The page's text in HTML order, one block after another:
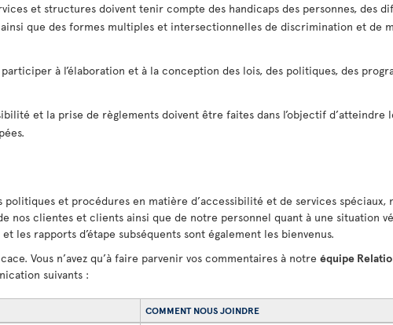
et structures doivent tenir compte des handicaps des personnes, des
que des formes multiples et intersectionnelles de discrimination et de
à l’élaboration et à la conception des lois, des politiques, des
et la prise de règlements doivent être faites dans l’objectif d’atteindre
et procédures en matière d’accessibilité et de services spéciaux,
clientes et clients ainsi que de notre personnel quant à une situation
les rapports d’étape subséquents sont également les bienvenus.
Vous n’avez qu’à faire parvenir vos commentaires à notre équipe
suivants :
COMMENT NOUS JOINDRE